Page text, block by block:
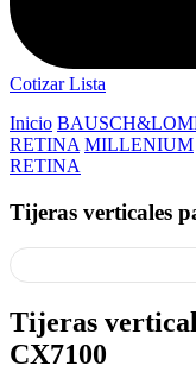
Cotizar Lista
Inicio
RETINA MILLENIUM
RETINA
Tijeras verticales
Tijeras
CX7100